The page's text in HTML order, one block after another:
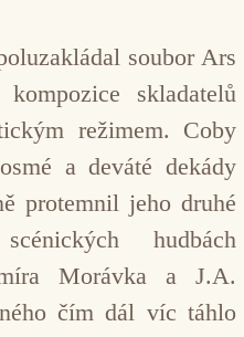
soubor Ars
skladatelů
režimem. Coby
a deváté dekády
protemnil jeho druhé
hudbách
Morávka a J.A.
čím dál víc táhlo